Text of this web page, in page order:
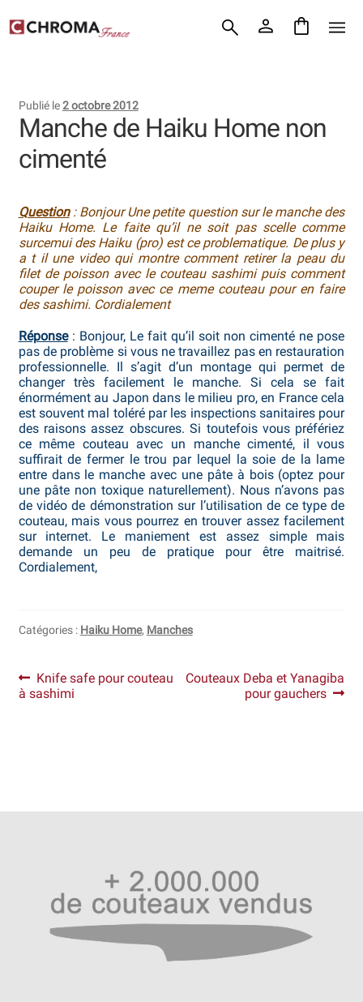
Aller
Aller
Chroma France
Commande
Conditions Générales de Vente
Demande de devis
Expédition le jour même
Frais de port
Hall of Fame
Bocuse d’Or
Ma sélection
Mentions légales
Mon Compte
Partenaires
Plan du site
Questions / Réponses
Thank you for booking
Tous les articles
Publié le2 octobre 2012
Manche de Haiku Home non
cimenté
Question : Bonjour Une petite question sur le manche des
Haiku Home. Le faite qu’il ne soit pas scelle comme
surcemui des Haiku (pro) est ce problematique. De plus y
a t il une video qui montre comment retirer la peau du
filet de poisson avec le couteau sashimi puis comment
couper le poisson avec ce meme couteau pour en faire
des sashimi. Cordialement
Réponse: Bonjour, Le fait qu’il soit non cimenté ne pose
pas de problème si vous ne travaillez pas en restauration
professionnelle. Il s’agit d’un montage qui permet de
changer très facilement le manche. Si cela se fait
énormément au Japon dans le milieu pro, en France cela
est souvent mal toléré par les inspections sanitaires pour
des raisons assez obscures. Si toutefois vous préfériez
ce même couteau avec un manche cimenté, il vous
suffirait de fermer le trou par lequel la soie de la lame
entre dans le manche avec une pâte à bois (optez pour
une pâte non toxique naturellement). Nous n’avons pas
de vidéo de démonstration sur l’utilisation de ce type de
couteau, mais vous pourrez en trouver assez facilement
sur internet. Le maniement est assez simple mais
demande un peu de pratique pour être maitrisé.
Cordialement,
Catégories : Haiku Home, Manches
Navigation
de
Article
précédent :
Knife safe pour couteau
à sashimi
Article
Couteaux Deba et Yanagiba
pour gauchers